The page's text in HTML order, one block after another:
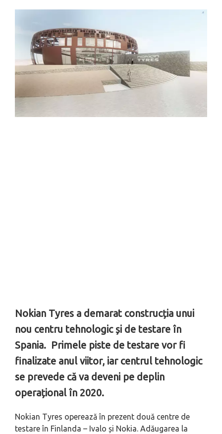
Nokian Tyres a demarat construcția unui
nou centru tehnologic și de testare în
Spania. Primele piste de testare vor fi
finalizate anul viitor, iar centrul tehnologic
se prevede că va deveni pe deplin
operațional în 2020.
Nokian Tyres operează în prezent două centre de
testare în Finlanda – Ivalo și Nokia. Adăugarea la